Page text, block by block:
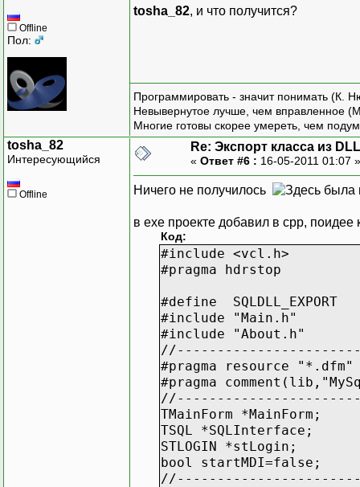
Offline
Пол:
tosha_82, и что получится?
Программировать - значит понимать (К.
Невывернутое лучше, чем вправленное
Многие готовы скорее умереть, чем
tosha_82
Интересующийся
Offline
Re: Экспорт класса из DLL
« Ответ #6 : 16-05-2011 01:07
Ничего не получилось
в exe проекте добавил в cpp,
Код:
#include <vcl.h>
#pragma hdrstop
#define SQLDLL_EXPORT
#include "Main.h"
#include "About.h"
#pragma resource "*.dfm"
#pragma
TMainForm *MainForm;
TSQL *SQLInterface;
STLOGIN *stLogin;
bool startMDI=false;